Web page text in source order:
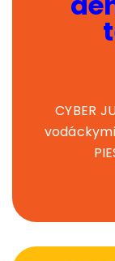
CYBER
vodáckymi